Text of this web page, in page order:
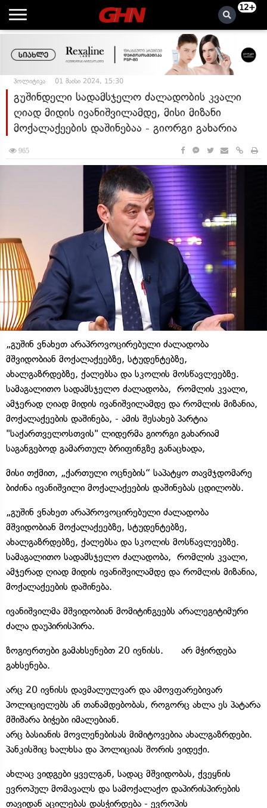
12+
პოლიტიკა 01 მაისი 2024, 15:30
გუშინდელი სადამსჯელო ძალადობის კვალი
ღიად მიდის ივანიშვილამდე, მისი მიზანი
მოქალაქეების დაშინებაა - გიორგი გახარია
965
„გუშინ ვნახეთ არაპროვოცირებული ძალადობა
მშვიდობიან მოქალაქეებზე, სტუდენტებზე,
ახალგაზრდებზე, ქალებსა და სკოლის მოსწავლეებზე.
სამაგალითო სადამსჯელო ძალადობა, რომლის კვალი,
ამჯერად ღიად მიდის ივანიშვილამდე და რომლის მიზანია,
მოქალაქეების დაშინება, - ამის შესახებ პარტია
"საქართველოსთვის" ლიდერმა გიორგი გახარიამ
საგანგებოდ გამართულ ბრიფინგზე განაცხადა,
მისი თქმით, „ქართული ოცნების“ საპატყო თავმჯდომარე
ბიძინა ივანიშვილი მოქალაქეების დაშინებას ცდილობს.
„გუშინ ვნახეთ არაპროვოცირებული ძალადობა
მშვიდობიან მოქალაქეებზე, სტუდენტებზე,
ახალგაზრდებზე, ქალებსა და სკოლის მოსწავლეებზე.
სამაგალითო სადამსჯელო ძალადობა, რომლის კვალი,
ამჯერად ღიად მიდის ივანიშვილამდე და რომლის მიზანია,
მოქალაქეების დაშინება.
ივანიშვილმა მშვიდობიან მომიტინგეებს არალეგიტიმური
ძალა დაუპირისპირა.
ზოგიერთები გამახსენებთ 20 ივნისს. არ მჭირდება
გახსენება.
არც 20 ივნისს დავმალულვარ და ამოვფარებივარ
პოლიციელებს ან თანამდებობას, როგორც ახლა ეს პატარა
მშიშარა ბიჭები იმალებიან.
არც ბასიანის მოვლენებისას მიმიტოვებია ახალგაზრდები.
პანკისშიც ხალხსა და პოლიციას შორის ვიდექი.
ახლაც ვიდგები ყველგან, სადაც მშვიდობას, ქვეყნის
ევროპულ მომავალს და სამოქალაქო დაპირისპირების
თავიდან აცილებას დასჭირდება - ევროპის